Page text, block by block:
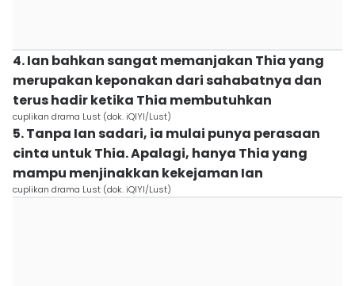
4. Ian bahkan sangat memanjakan Thia yang
merupakan keponakan dari sahabatnya dan
terus hadir ketika Thia membutuhkan
cuplikan drama Lust (dok. iQIYI/Lust)
5. Tanpa Ian sadari, ia mulai punya perasaan
cinta untuk Thia. Apalagi, hanya Thia yang
mampu menjinakkan kekejaman Ian
cuplikan drama Lust (dok. iQIYI/Lust)